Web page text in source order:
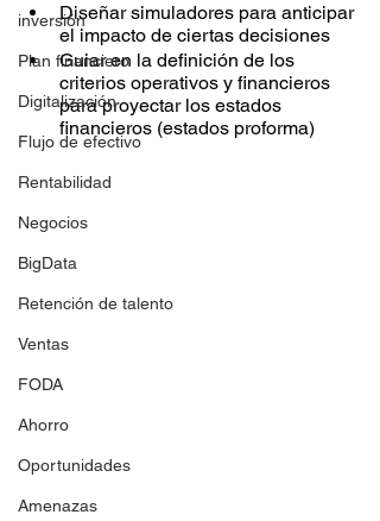
inversión
Plan financiero
Digitalización
Flujo de efectivo
Rentabilidad
Negocios
BigData
Retención de talento
Ventas
FODA
Ahorro
Oportunidades
Amenazas
Diseñar simuladores para anticipar
el impacto de ciertas decisiones
Guiar en la definición de los
criterios operativos y financieros
para proyectar los estados
financieros (estados proforma)